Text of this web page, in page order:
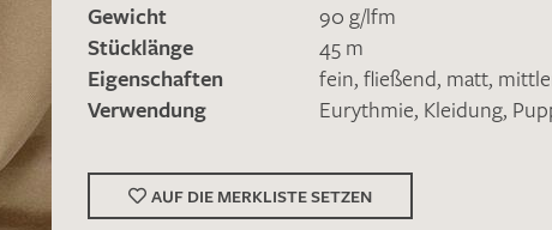
Gewicht
90 g/lfm
Stücklänge
45 m
Eigenschaften
fein, fließend, matt,
Verwendung
Eurythmie, Kleidung,
AUF DIE MERKLISTE SETZEN